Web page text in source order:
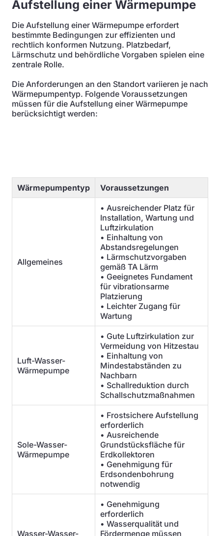
Aufstellung einer Wärmepumpe
Die Aufstellung einer Wärmepumpe erfordert
bestimmte Bedingungen zur effizienten und
rechtlich konformen Nutzung. Platzbedarf,
Lärmschutz und behördliche Vorgaben spielen eine
zentrale Rolle.
Die Anforderungen an den Standort variieren je nach
Wärmepumpentyp. Folgende Voraussetzungen
müssen für die Aufstellung einer Wärmepumpe
berücksichtigt werden:
Wärmepumpentyp Voraussetzungen
Allgemeines
• Ausreichender Platz für
Installation, Wartung und
Luftzirkulation
• Einhaltung von
Abstandsregelungen
• Lärmschutzvorgaben
gemäß TA Lärm
• Geeignetes Fundament
für vibrationsarme
Platzierung
• Leichter Zugang für
Wartung
Luft-Wasser-
Wärmepumpe
• Gute Luftzirkulation zur
Vermeidung von Hitzestau
• Einhaltung von
Mindestabständen zu
Nachbarn
• Schallreduktion durch
Schallschutzmaßnahmen
Sole-Wasser-
Wärmepumpe
• Frostsichere Aufstellung
erforderlich
• Ausreichende
Grundstücksfläche für
Erdkollektoren
• Genehmigung für
Erdsondenbohrung
notwendig
Wasser-Wasser-
• Genehmigung
erforderlich
• Wasserqualität und
Fördermenge müssen